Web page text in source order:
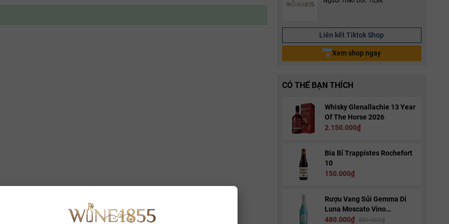
Liên kết Tiktok Shop
Xem shop ngay
CÓ THỂ BẠN THÍCH
Whisky Glenallachie 13 Year
Of The Horse 2026
2.150.000₫
Bia Bỉ Trappistes Rochefort
10
150.000₫
Rượu Vang Sủi Gemma Di
Luna Moscato Vino
Spumante
480.000₫ 581.000₫